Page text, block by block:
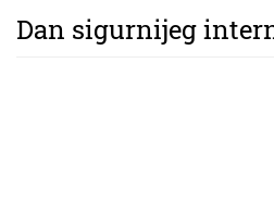
Dan sigurnijeg